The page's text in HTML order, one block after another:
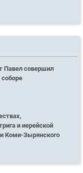
Павел совершил
и иерейской
Коми-Зырянского